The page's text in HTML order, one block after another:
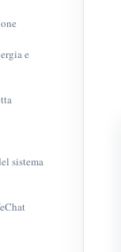
e
sistema